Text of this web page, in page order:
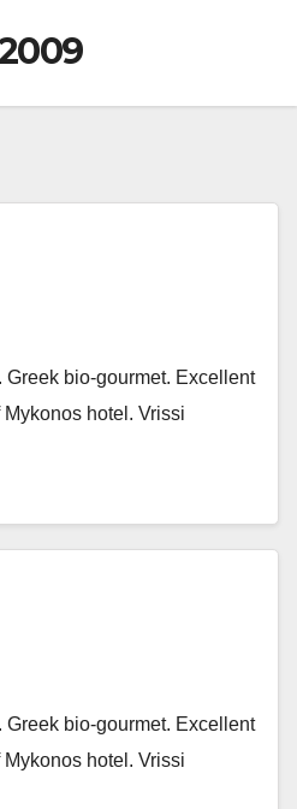
Greek bio-gourmet. Excellent
hotel. Vrissi
Greek bio-gourmet. Excellent
hotel. Vrissi